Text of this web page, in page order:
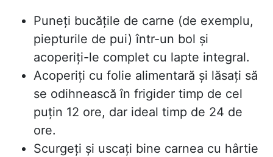
Puneți bucățile de carne (de exemplu,
piepturile de pui) într-un bol și
acoperiți-le complet cu lapte integral.
Acoperiți cu folie alimentară și lăsați să
se odihnească în frigider timp de cel
puțin 12 ore, dar ideal timp de 24 de
ore.
Scurgeți și uscați bine carnea cu hârtie